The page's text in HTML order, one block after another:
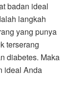
badan ideal
langkah
yang punya
terserang
diabetes. Maka
ideal Anda